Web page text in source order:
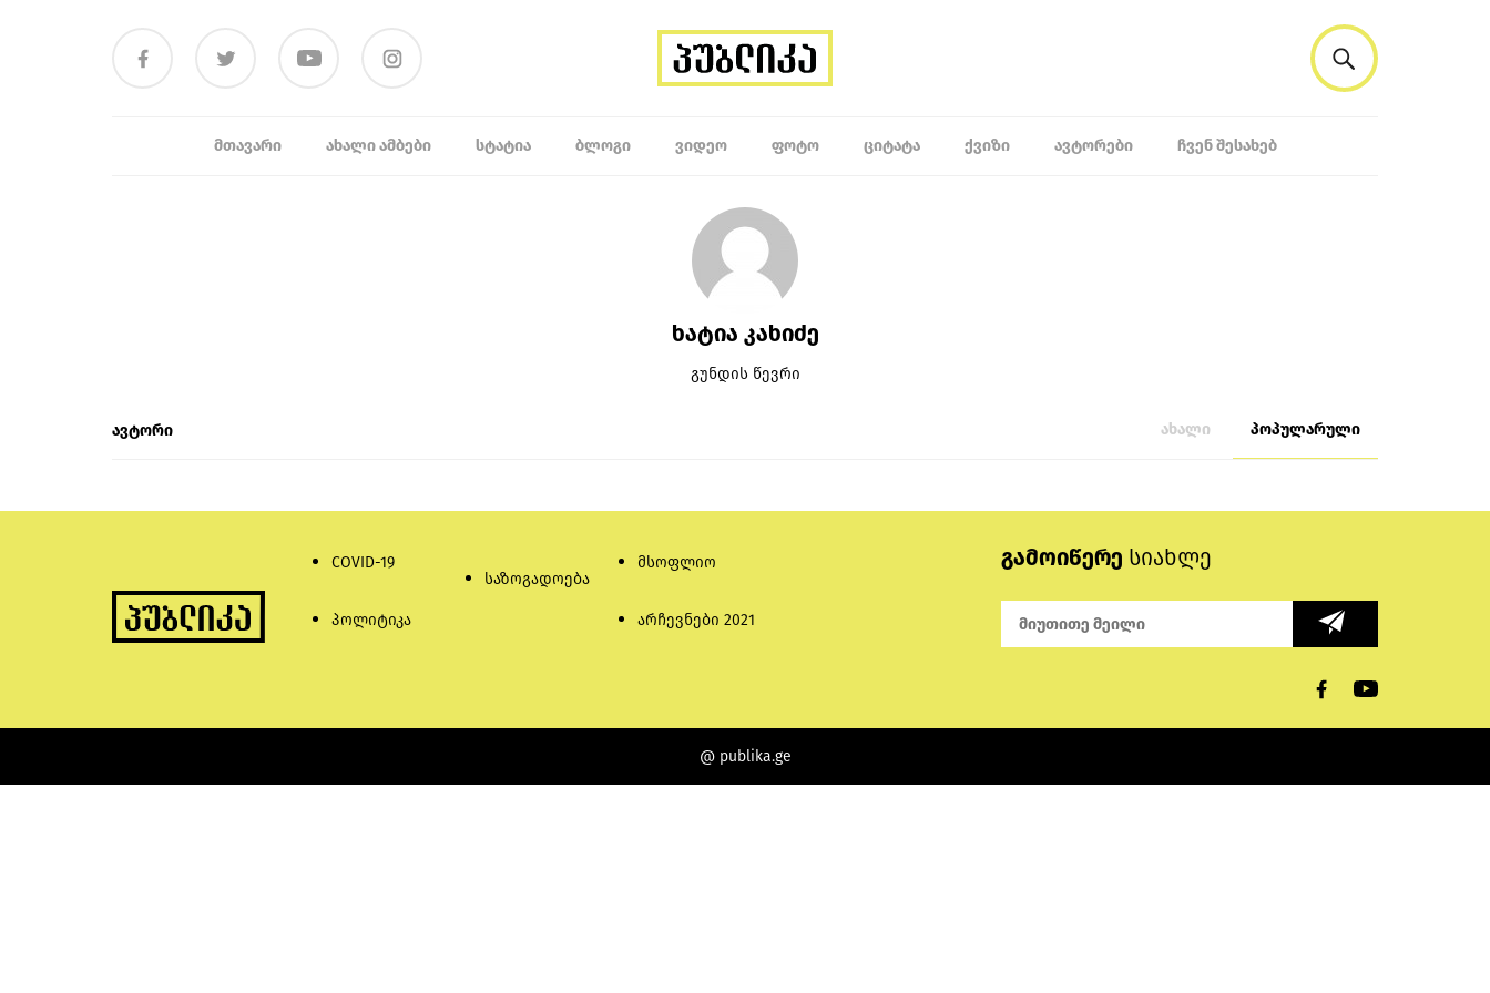
ᲛᲗᲐᲕᲐᲠᲘ ᲐᲮᲐᲚᲘ ᲐᲛᲑᲔᲑᲘ ᲡᲢᲐᲢᲘᲐ ᲑᲚᲝᲒᲘ ᲕᲘᲓᲔᲝ ᲤᲝᲢᲝ ᲪᲘᲢᲐᲢᲐ ᲥᲕᲘᲖᲘ ᲐᲕᲢᲝᲠᲔᲑᲘ ᲩᲕᲔᲜ ᲨᲔᲡᲐᲮᲔᲑ
ხატია კახიძე
გუნდის წევრი
ავტორი ახალი პოპულარული
COVID-19
პოლიტიკა
საზოგადოება
მსოფლიო
არჩევნები 2021
გამოიწერე სიახლე
@ publika.ge